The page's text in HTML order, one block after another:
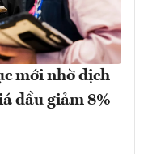
mới nhờ dịch
dầu giảm 8%